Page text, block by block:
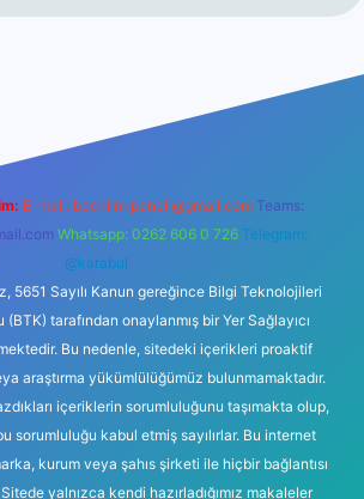
E-mail: backlinkpaneli@gmail.com Teams:
Whatsapp: 0262 606 0 726 Telegram:
@karabul
5651 Sayılı Kanun gereğince Bilgi Teknolojileri
tarafından onaylanmış bir Yer Sağlayıcı
Bu nedenle, sitedeki içerikleri proaktif
araştırma yükümlülüğümüz bulunmamaktadır.
içeriklerin sorumluluğunu taşımakta olup,
sorumluluğu kabul etmiş sayılırlar. Bu internet
kurum veya şahıs şirketi ile hiçbir bağlantısı
yalnızca kendi hazırladığımız makaleler